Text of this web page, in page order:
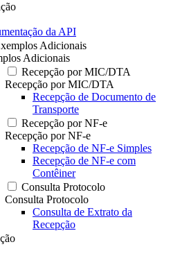
da API
Adicionais
Adicionais
Recepção por MIC/DTA
Recepção por MIC/DTA
Recepção de Documento de
Transporte
Recepção por NF-e
Recepção por NF-e
Recepção de NF-e Simples
Recepção de NF-e com
Contêiner
Consulta Protocolo
Consulta Protocolo
Consulta de Extrato da
Recepção